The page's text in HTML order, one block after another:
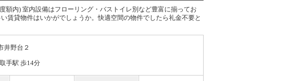
額内) 室内設備はフローリング・バストイレ別など豊富に揃ってお
賃貸物件はいかがでしょうか。快適空間の物件でしたら礼金不要と
井野台２
手駅 歩14分